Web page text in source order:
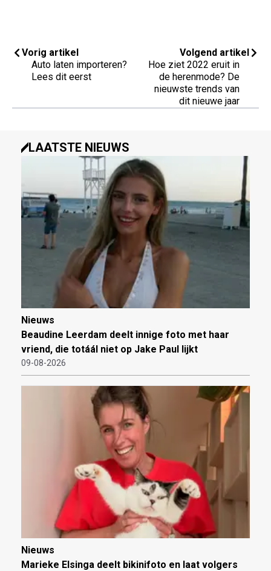
Vorig artikel
Auto laten importeren?
Lees dit eerst
Volgend artikel
Hoe ziet 2022 eruit in
de herenmode? De
nieuwste trends van
dit nieuwe jaar
LAATSTE NIEUWS
Nieuws
Beaudine Leerdam deelt innige foto met haar
vriend, die totáál niet op Jake Paul lijkt
09-08-2026
Nieuws
Marieke Elsinga deelt bikinifoto en laat volgers